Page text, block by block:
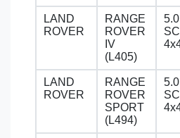
LAND
ROVER
RANGE
ROVER
IV
(L405)
5.0
LAND
ROVER
RANGE
ROVER
SPORT
(L494)
5.0